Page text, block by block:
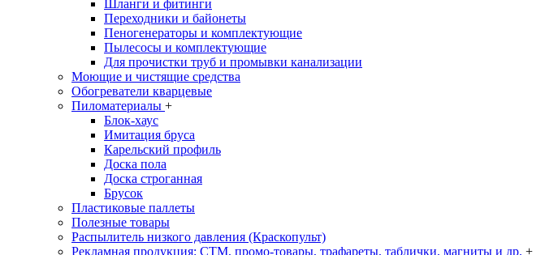
Шланги и фитинги
Переходники и байонеты
Пеногенераторы и комплектующие
Пылесосы и комплектующие
Для прочистки труб и промывки канализации
Моющие и чистящие средства
Обогреватели кварцевые
Пиломатериалы +
Блок-хаус
Имитация бруса
Карельский профиль
Доска пола
Доска строганная
Брусок
Пластиковые паллеты
Полезные товары
Распылитель низкого давления (Краскопульт)
Рекламная продукция: CTM, промо-товары, трафареты, таблички, магниты и др. +